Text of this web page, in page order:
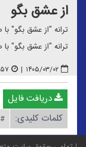
از عشق بگو
ترانه "از عشق بگو"
ترانه "از عشق بگو"
۱۴۰۵/۰۳/۰۲ |
دریافت فایل
کلمات کلیدی: